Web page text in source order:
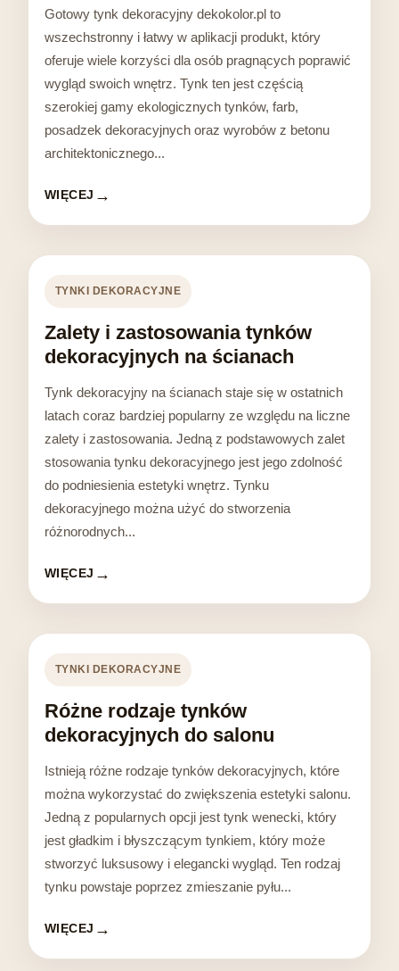
Gotowy tynk dekoracyjny dekokolor.pl to
wszechstronny i łatwy w aplikacji produkt, który
oferuje wiele korzyści dla osób pragnących poprawić
wygląd swoich wnętrz. Tynk ten jest częścią
szerokiej gamy ekologicznych tynków, farb,
posadzek dekoracyjnych oraz wyrobów z betonu
architektonicznego...
WIĘCEJ
TYNKI DEKORACYJNE
Zalety i zastosowania tynków
dekoracyjnych na ścianach
Tynk dekoracyjny na ścianach staje się w ostatnich
latach coraz bardziej popularny ze względu na liczne
zalety i zastosowania. Jedną z podstawowych zalet
stosowania tynku dekoracyjnego jest jego zdolność
do podniesienia estetyki wnętrz. Tynku
dekoracyjnego można użyć do stworzenia
różnorodnych...
WIĘCEJ
TYNKI DEKORACYJNE
Różne rodzaje tynków
dekoracyjnych do salonu
Istnieją różne rodzaje tynków dekoracyjnych, które
można wykorzystać do zwiększenia estetyki salonu.
Jedną z popularnych opcji jest tynk wenecki, który
jest gładkim i błyszczącym tynkiem, który może
stworzyć luksusowy i elegancki wygląd. Ten rodzaj
tynku powstaje poprzez zmieszanie pyłu...
WIĘCEJ